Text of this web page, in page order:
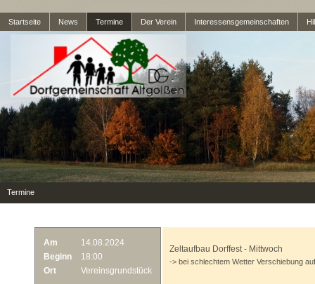
Startseite News Termine Der Verein Interessensgemeinschaften
Termine
Am
14.08.2024
Beginn
18:00
Ort
Vereinsgrundstück
Zeltaufbau Dorffest - Mittwoch
-> bei schlechtem Wetter Verschiebung